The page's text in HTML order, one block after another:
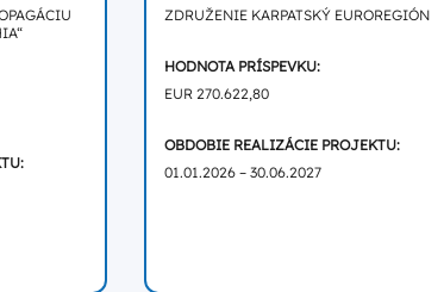
ZDRUŽENIE KARPATSKÝ EUROREGIÓN
HODNOTA PRÍSPEVKU:
EUR 270.622,80
OBDOBIE REALIZÁCIE PROJEKTU:
01.01.2026 – 30.06.2027